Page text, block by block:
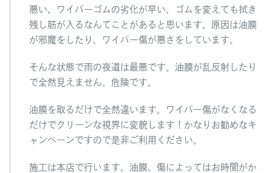
悪い、ワイパーゴムの劣化が早い、ゴムを変えても拭き
残し筋が入るなんてことがあると思います。原因は油膜
が邪魔をしたり、ワイパー傷が悪さをしています。
そんな状態で雨の夜道は最悪です。油膜が乱反射したり
で全然見えません。危険です。
油膜を取るだけで全然違います。ワイパー傷がなくなる
だけでクリーンな視界に変貌します！かなりお勧めなキ
ャンペーンですので是非ご利用ください。
施工は本店で行います。油膜、傷によってはお時間がか